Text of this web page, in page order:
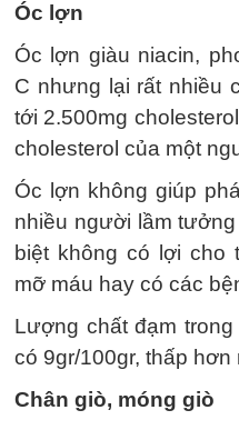
Óc lợn
Óc lợn giàu niacin,
C nhưng lại rất nhiều
tới 2.500mg
cholesterol của một
Óc lợn không giúp
nhiều người lầm
biệt không có lợi cho
mỡ máu hay có các
Lượng chất đạm
có 9gr/100gr, thấp hơn
Chân giò, móng giò